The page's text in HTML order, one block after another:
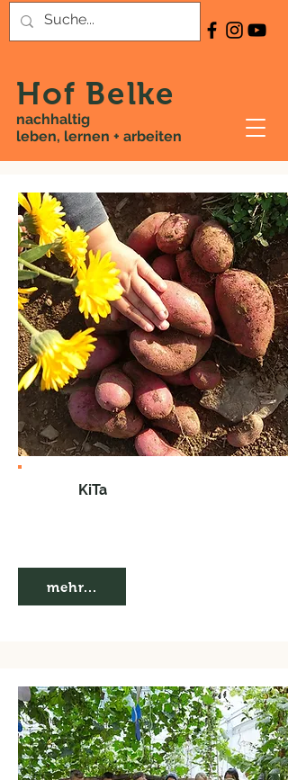
Hof Belke
nachhaltig
leben, lernen + arbeiten
KiTa
mehr...